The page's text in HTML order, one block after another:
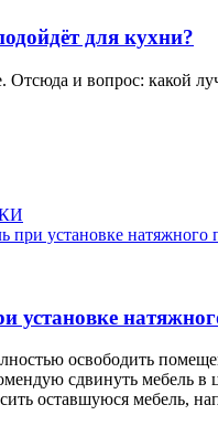
для кухни?
Отсюда и вопрос: какой
при установке натяжного
установке
освободить
сдвинуть мебель
оставшуюся мебель,